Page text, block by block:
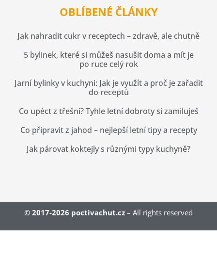
OBLÍBENÉ ČLÁNKY
Jak nahradit cukr v receptech – zdravě, ale chutně
5 bylinek, které si můžeš nasušit doma a mít je
po ruce celý rok
Jarní bylinky v kuchyni: Jak je využít a proč je zařadit
do receptů
Co upéct z třešní? Tyhle letní dobroty si zamiluješ
Co připravit z jahod – nejlepší letní tipy a recepty
Jak párovat koktejly s různými typy kuchyně?
© 2017-2026 poctivachut.cz – All rights reserved